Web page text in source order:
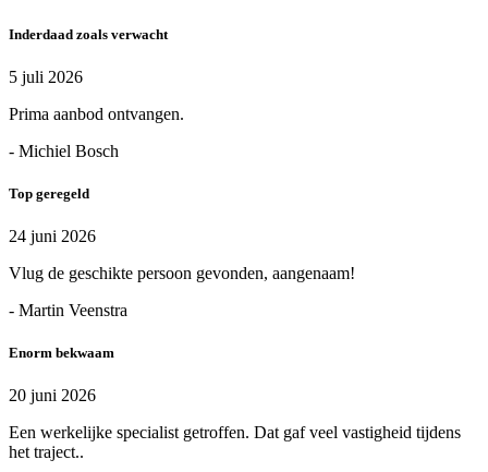
Inderdaad zoals verwacht
5 juli 2026
Prima aanbod ontvangen.
- Michiel Bosch
Top geregeld
24 juni 2026
Vlug de geschikte persoon gevonden, aangenaam!
- Martin Veenstra
Enorm bekwaam
20 juni 2026
Een werkelijke specialist getroffen. Dat gaf veel vastigheid tijdens
het traject..